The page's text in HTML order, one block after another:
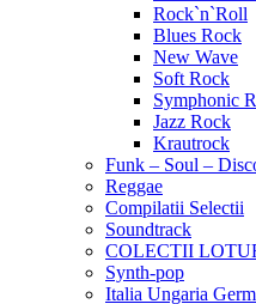
Rock`n`Roll
Blues Rock
New Wave
Soft Rock
Symphonic
Jazz Rock
Krautrock
Funk – Soul –
Reggae
Compilatii Selectii
Soundtrack
COLECTII
Synth-pop
Italia Ungaria